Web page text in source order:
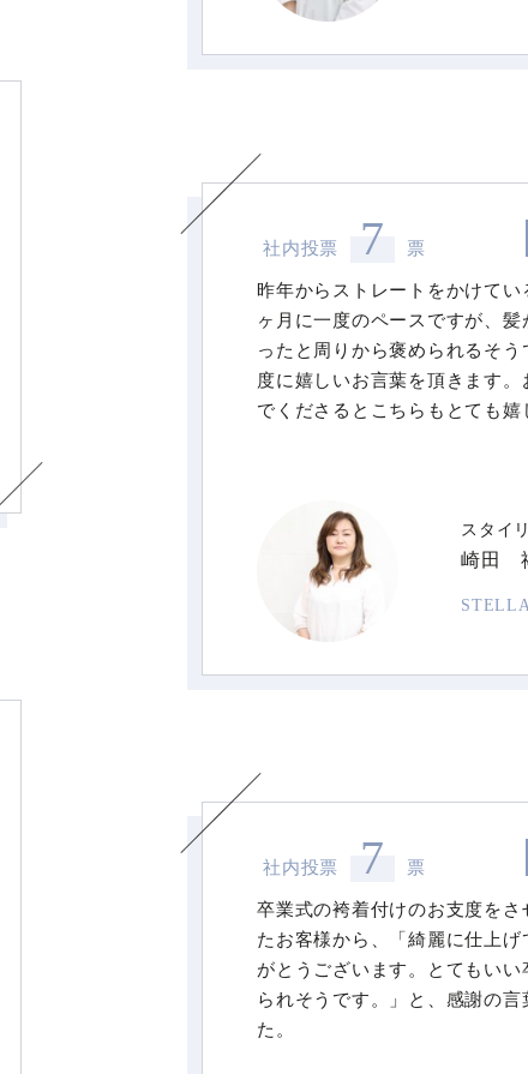
社内投票 7 票
昨年からストレートをかけてい
ヶ月に一度のペースですが、髪
ったと周りから褒められるそう
度に嬉しいお言葉を頂きます。
でくださるとこちらもとても嬉
スタイ
崎田
社内投票 7 票
卒業式の袴着付けのお支度をさ
たお客様から、「綺麗に仕上げ
がとうございます。とてもいい
られそうです。」と、感謝の言
た。